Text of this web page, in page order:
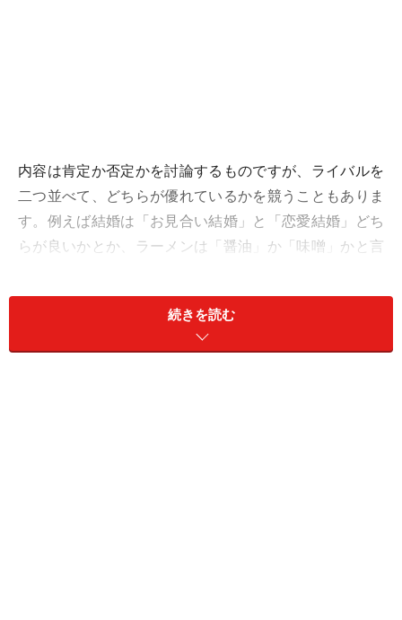
内容は肯定か否定かを討論するものですが、ライバルを
二つ並べて、どちらが優れているかを競うこともありま
す。例えば結婚は「お見合い結婚」と「恋愛結婚」どち
らが良いかとか、ラーメンは「醤油」か「味噌」かと言
それをジャズに応用したものが「ジャズ版ディベート・
ゲーム」。ライバルとおぼしき二名のジャズメンをそれ
続きを読む